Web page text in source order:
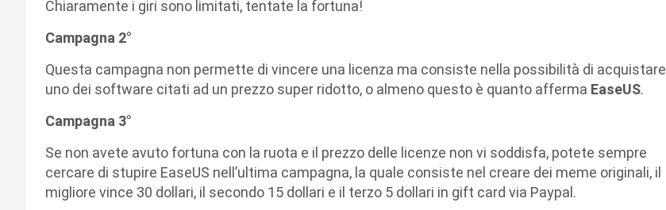
Chiaramente i giri sono limitati, tentate la fortuna!
Campagna 2°
Questa campagna non permette di vincere una licenza ma consiste nella possibilità di acquistare
uno dei software citati ad un prezzo super ridotto, o almeno questo è quanto afferma EaseUS.
Campagna 3°
Se non avete avuto fortuna con la ruota e il prezzo delle licenze non vi soddisfa, potete sempre
cercare di stupire EaseUS nell’ultima campagna, la quale consiste nel creare dei meme originali, il
migliore vince 30 dollari, il secondo 15 dollari e il terzo 5 dollari in gift card via Paypal.